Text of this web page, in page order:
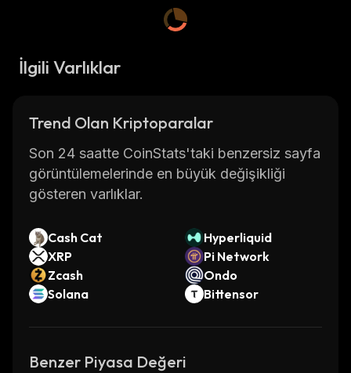
İlgili Varlıklar
Trend Olan Kriptoparalar
Son 24 saatte CoinStats'taki benzersiz sayfa
görüntülemelerinde en büyük değişikliği
gösteren varlıklar.
Cash Cat
Hyperliquid
XRP
Pi Network
Zcash
Ondo
Solana
Bittensor
Benzer Piyasa Değeri